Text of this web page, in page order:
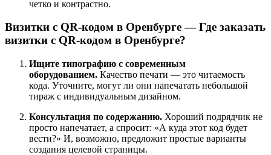
четко и контрастно.
Визитки с QR-кодом в Оренбурге — Где заказать
визитки с QR-кодом в Оренбурге?
Ищите типографию с современным
оборудованием. Качество печати — это читаемость
кода. Уточните, могут ли они напечатать небольшой
тираж с индивидуальным дизайном.
Консультация по содержанию. Хороший подрядчик не
просто напечатает, а спросит: «А куда этот код будет
вести?» И, возможно, предложит простые варианты
создания целевой страницы.